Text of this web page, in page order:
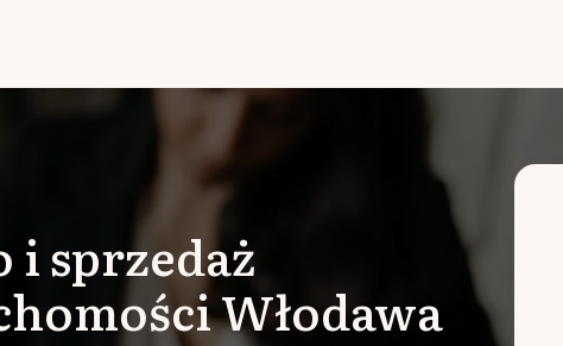
i sprzedaż
Włodawa